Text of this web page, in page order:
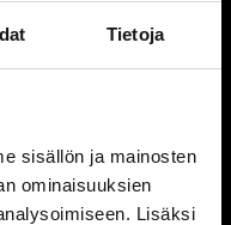
Tietoja
sisällön ja mainosten
ominaisuuksien
Lisäksi